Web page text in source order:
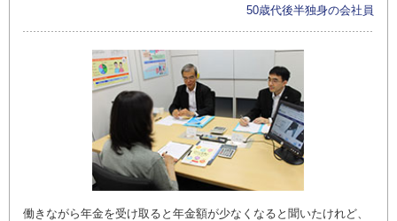
CLOSE
50歳代後半独身の会社員
働きながら年金を受け取ると年金額が少なくなると聞いたけれど、